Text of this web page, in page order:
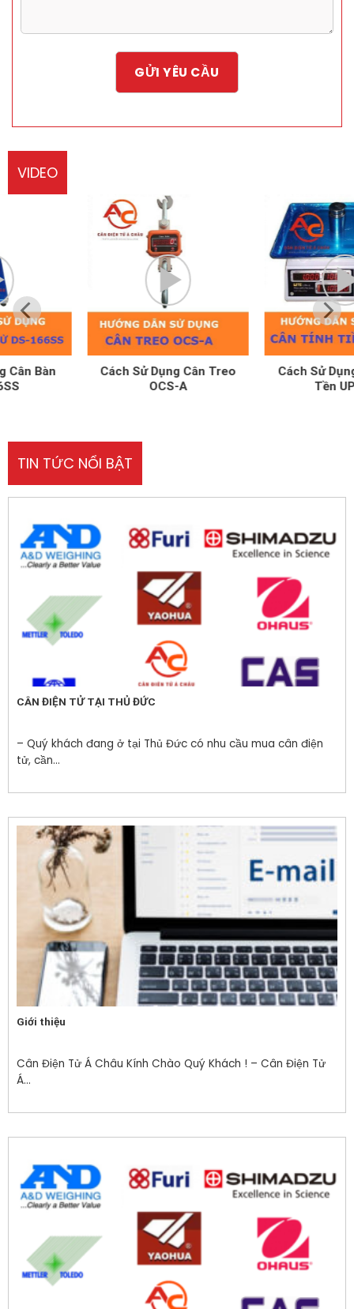
VIDEO
Cách Sử Dụng Cân Treo
Cách Sử Dụng Cân Tính
TIN TỨC NỔI BẬT
CÂN ĐIỆN TỬ TẠI THỦ ĐỨC
– Quý khách đang ở tại Thủ Đức có nhu cầu mua cân điện
tử, cần...
Giới thiệu
Cân Điện Tử Á Châu Kính Chào Quý Khách ! – Cân Điện Tử
Á...